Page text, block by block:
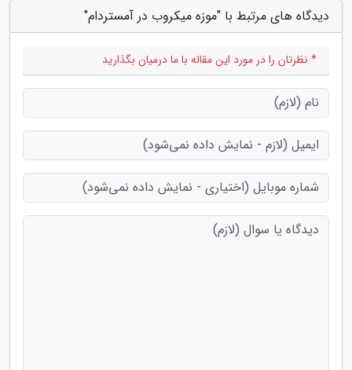
دیدگاه های مرتبط با "موزه میکروب در آمستردام"
* نظرتان را در مورد این مقاله با ما درمیان بگذارید